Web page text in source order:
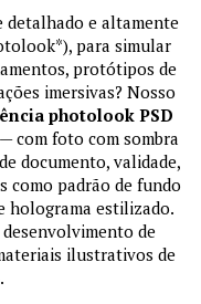
detalhado e altamente
para simular
protótipos de
imersivas? Nosso
photolook PSD
com foto com sombra
documento, validade,
como padrão de fundo
holograma estilizado.
de
ilustrativos de